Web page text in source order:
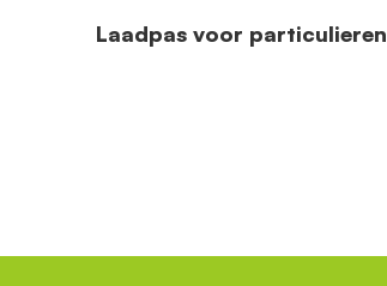
Laadpas voor particulieren